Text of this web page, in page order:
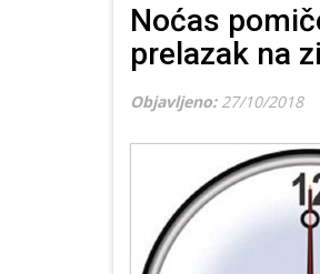
Noćas
prelazak na
Objavljeno: 27/10/2018